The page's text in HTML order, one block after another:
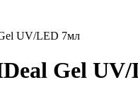
UV/LED 7мл
Gel